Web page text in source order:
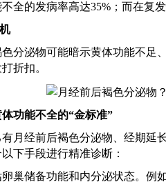
全的发病率高达35%；而在复
分泌物可能暗示黄体功能不足
折扣。
功能不全的“金标准”
月经前后褐色分泌物、经期延
下手段进行精准诊断：
巢储备功能和内分泌状态。例如